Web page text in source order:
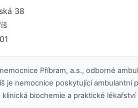
38
Příbram, a.s., odborné
je nemocnice poskytující ambulantní
biochemie a praktické